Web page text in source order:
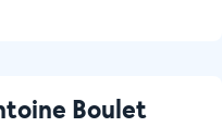
Boulet